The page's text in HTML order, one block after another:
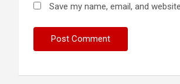
Save my name, email, and